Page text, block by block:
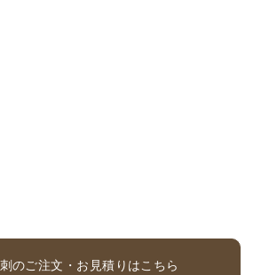
のご注文・お見積りはこちら